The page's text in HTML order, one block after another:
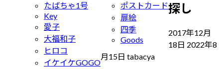
たばちゃ1号
Key
愛子
大福和子
ヒロコ
イケイケGOGO
ポストカード
扉絵
四季
Goods
探し
2017年12月
18日 最
2022年8
月15日 tabacya